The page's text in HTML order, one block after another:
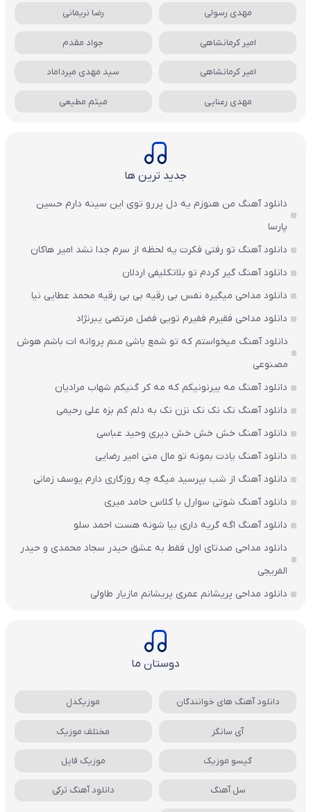
مهدی رسولی رضا نریمانی
امیر کرمانشاهی جواد مقدم
امیر کرمانشاهی سید مهدی میرداماد
مهدی رعنایی میثم مطیعی
جدید ترین ها
دانلود آهنگ من هنوزم یه دل پررو توی این سینه دارم حسین
پارسا
دانلود آهنگ تو رفتی فکرت یه لحظه از سرم جدا نشد امیر هاکان
دانلود آهنگ گیر کردم تو بلاتکلیفی اردلان
دانلود مداحی میگیره نفس بی رقیه بی بی رقیه محمد عطایی نیا
دانلود مداحی فقیرم فقیرم تویی فضل مرتضی یبرنژاد
دانلود آهنگ میخواستم که تو شمع باشی منم پروانه ات باشم هوش
مصنوعی
دانلود آهنگ مه بیرنونیکم که مه کر گنیکم شهاب مرادیان
دانلود آهنگ نک نک نک نزن نک به دلم کم بزه علی رحیمی
دانلود آهنگ خش خش خش دیری وحید عباسی
دانلود آهنگ یادت بمونه تو مال منی امیر رضایی
دانلود آهنگ از شب بپرسید میگه چه روزگاری دارم یوسف زمانی
دانلود آهنگ شوتی سوارل با کلاس حامد میری
دانلود آهنگ اگه گریه داری بیا شونه هست احمد سلو
دانلود مداحی صدتای اول فقط به عشق حیدر سجاد محمدی و حیدر
الفریجی
دانلود مداحی پریشانم عمری پریشانم مازیار طاولی
دوستان ما
دانلود آهنگ های خوانندگان موزیکدل
آی سانگز مختلف موزیک
گیسو موزیک موزیک فایل
سل آهنگ دانلود آهنگ ترکی